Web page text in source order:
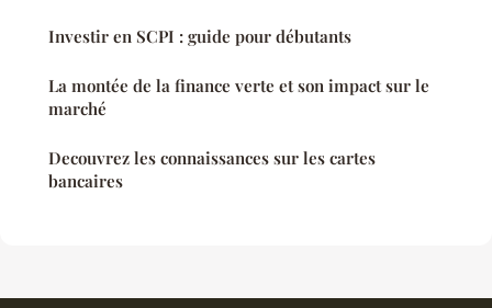
Investir en SCPI : guide pour débutants
La montée de la finance verte et son impact sur le
marché
Decouvrez les connaissances sur les cartes
bancaires